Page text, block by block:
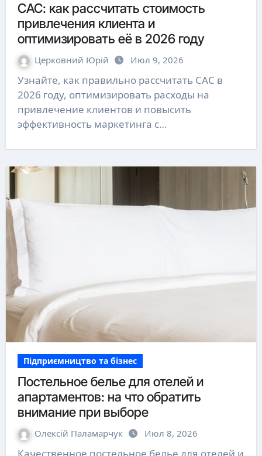
CAC: как рассчитать стоимость
привлечения клиента и
оптимизировать её в 2026 году
Церковний Юрій Июл 9, 2026
Узнайте, как правильно рассчитать CAC в
2026 году, оптимизировать расходы на
привлечение клиентов и повысить
эффективность маркетинга с…
Підприємництво та бізнес
Постельное белье для отелей и
апартаментов: на что обратить
внимание при выборе
Олексій Паламарчук Июл 8, 2026